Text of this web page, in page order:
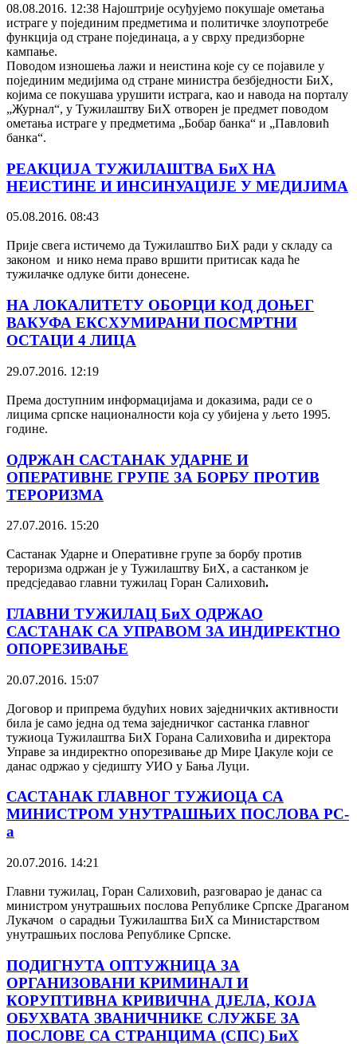
08.08.2016. 12:38 Најоштрије осуђујемо покушаје ометања
истраге у појединим предметима и политичке злоупотребе
функција од стране појединаца, а у сврху предизборне
кампање.
Поводом изношења лажи и неистина које су се појавиле у
појединим медијима од стране министра безбједности БиХ,
којима се покушава урушити истрага, као и навода на порталу
„Журнал“, у Тужилаштву БиХ отворен је предмет поводом
ометања истраге у предметима „Бобар банка“ и „Павловић
банка“.
РЕАКЦИЈА ТУЖИЛАШТВА БиХ НА
НЕИСТИНЕ И ИНСИНУАЦИЈЕ У МЕДИЈИМА
05.08.2016. 08:43
Прије свега истичемо да Тужилаштво БиХ ради у складу са
законом и нико нема право вршити притисак када ће
тужилачке одлуке бити донесене.
НА ЛОКАЛИТЕТУ ОБОРЦИ КОД ДОЊЕГ
ВАКУФА ЕКСХУМИРАНИ ПОСМРТНИ
ОСТАЦИ 4 ЛИЦА
29.07.2016. 12:19
Према доступним информацијама и доказима, ради се о
лицима српске националности којa су убијенa у љето 1995.
године.
ОДРЖАН САСТАНАК УДАРНЕ И
ОПЕРАТИВНЕ ГРУПЕ ЗА БОРБУ ПРОТИВ
ТЕРОРИЗМА
27.07.2016. 15:20
Састанак Ударне и Оперативне групе за борбу против
тероризма одржан је у Тужилаштву БиХ, а састанком је
предсједавао главни тужилац Горан Салиховић.
ГЛАВНИ ТУЖИЛАЦ БиХ ОДРЖАО
САСТАНАК СА УПРАВОМ ЗА ИНДИРЕКТНО
ОПОРЕЗИВАЊЕ
20.07.2016. 15:07
Договор и припрема будућих нових заједничких активности
била је само једна од тема заједничког састанка главног
тужиоца Тужилаштва БиХ Горана Салиховића и директора
Управе за индиректно опорезивање др Мире Џакуле који се
данас одржао у сједишту УИО у Бања Луци.
САСТАНАК ГЛАВНОГ ТУЖИОЦА СА
МИНИСТРОМ УНУТРАШЊИХ ПОСЛОВА РС-
a
20.07.2016. 14:21
Главни тужилац, Горан Салиховић, разговарао је данас са
министром унутрашњих послова Републике Српске Драганом
Лукачом о сарадњи Тужилаштва БиХ са Министарством
унутрашњих послова Републике Српске.
ПОДИГНУТА ОПТУЖНИЦА ЗА
ОРГАНИЗОВАНИ КРИМИНАЛ И
КОРУПТИВНА КРИВИЧНА ДЈЕЛА, КОЈА
ОБУХВАТА ЗВАНИЧНИКЕ СЛУЖБЕ ЗА
ПОСЛОВЕ СА СТРАНЦИМА (СПС) БиХ